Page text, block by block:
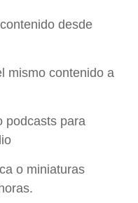
desde
mismo contenido a
podcasts para
o miniaturas